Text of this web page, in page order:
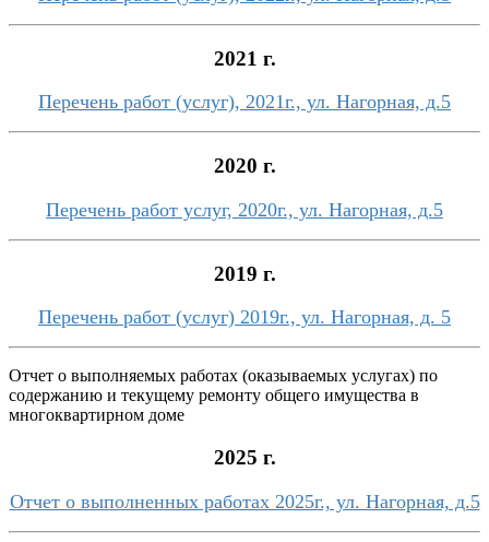
2021 г.
Перечень работ (услуг), 2021г., ул. Нагорная, д.5
2020 г.
Перечень работ услуг, 2020г., ул. Нагорная, д.5
2019 г.
Перечень работ (услуг) 2019г., ул. Нагорная, д. 5
Отчет о выполняемых работах (оказываемых услугах) по
содержанию и текущему ремонту общего имущества в
многоквартирном доме
2025 г.
Отчет о выполненных работах 2025г., ул. Нагорная, д.5